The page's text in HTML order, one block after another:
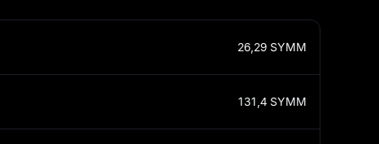
26,29 SYMM
131,4 SYMM